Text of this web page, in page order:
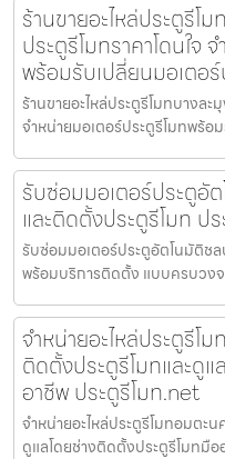
ร้านขายอะไหล่ประตูรีโ
ประตูรีโมทราคาโดนใจ
พร้อมรับเปลี่ยนมอเตอ
ร้านขายอะไหล่ประตูรีโมทบางละ
จำหน่ายมอเตอร์ประตูรีโมทพร้อ
รับซ่อมมอเตอร์ประตูอั
และติดตั้งประตูรีโมท ป
รับซ่อมมอเตอร์ประตูอัตโนมัติชล
พร้อมบริการติดตั้ง แบบครบวง
จำหน่ายอะไหล่ประตูรีโ
ติดตั้งประตูรีโมทและดู
อาชีพ ประตูรีโมท.net
จำหน่ายอะไหล่ประตูรีโมทอมตะ
ดูแลโดยช่างติดตั้งประตูรีโมทมื